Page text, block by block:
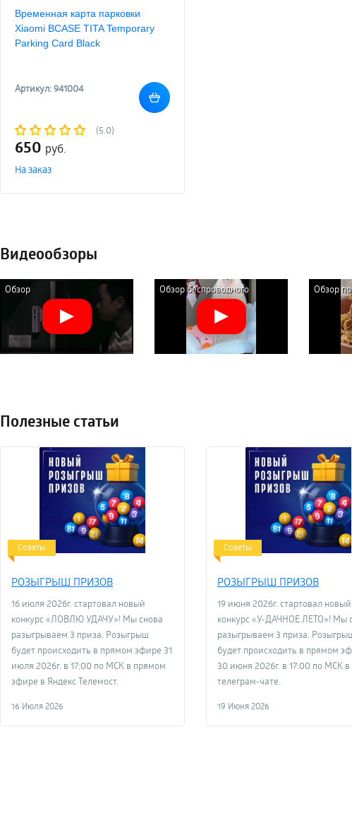
Временная карта парковки
Xiaomi BCASE TITA Temporary
Parking Card Black
Артикул: 941004
(5.0)
650 руб.
На заказ
Видеообзоры
Обзор
многофункционального
индукционного фонарика
Xiaomi NexTool Multifunction
Induction Flashlight
Обзор беспроводного
пылесоса Xiaomi Mijia 2 Dust
Display Edition (B203CN-XC)
Обзор
для
Liven
Noodle
Полезные статьи
Советы
РОЗЫГРЫШ ПРИЗОВ
16 июля 2026г. стартовал новый
конкурс «ЛОВЛЮ УДАЧУ»! Мы снова
разыгрываем 3 приза. Розыгрыш
будет происходить в прямом эфире 31
июля 2026г. в 17:00 по МСК в прямом
эфире в Яндекс Телемост.
16 Июля 2026
Советы
РОЗЫГРЫШ ПРИЗОВ
19 июня 2026г. стартовал новый
конкурс «У-ДАЧНОЕ ЛЕТО»! Мы
разыгрываем 3 приза.
будет происходить в прямом
30 июня 2026г. в 17:00 по МСК в
телеграм-чате.
19 Июня 2026